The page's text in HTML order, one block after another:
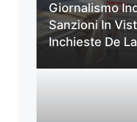
Giornalismo
Sanzioni In
Inchieste De